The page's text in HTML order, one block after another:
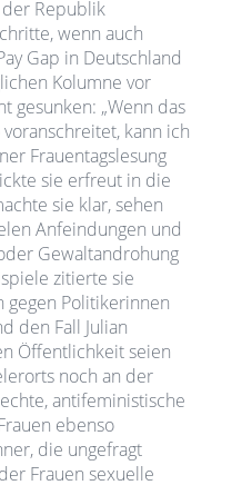
Republik
wenn auch
Gap in Deutschland
Kolumne vor
gesunken: „Wenn das
kann ich
Frauentagslesung
sie erfreut in die
sie klar, sehen
Anfeindungen und
Gewaltandrohung
zitierte sie
gegen Politikerinnen
den Fall Julian
Öffentlichkeit seien
noch an der
antifeministische
ebenso
die ungefragt
Frauen sexuelle